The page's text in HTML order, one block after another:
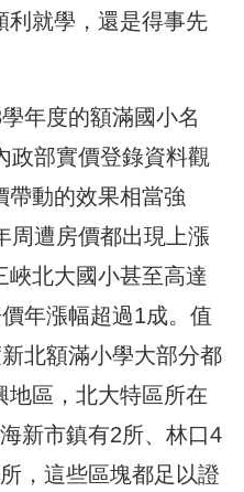
利就學，還是得事先
年度的額滿國小名
政部實價登錄資料觀
帶動的效果相當強
周遭房價都出現上漲
峽北大國小甚至高達
年漲幅超過1成。值
北額滿小學大部分都
地區，北大特區所在
新市鎮有2所、林口4
，這些區塊都足以證